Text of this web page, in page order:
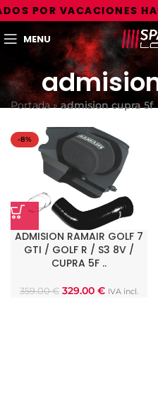
POR VACACIONES
MENU
Portada»admision cupra 5f
-8%
ADMISION RAMAIR GOLF 7
GTI / GOLF R / S3 8V /
CUPRA 5F ..
359.00€ 329.00 € IVA incl.